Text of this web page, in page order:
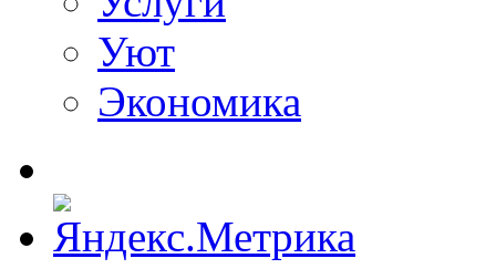
Уют
Экономика